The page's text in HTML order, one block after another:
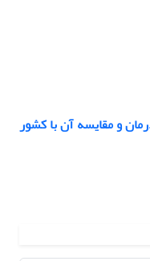
و مقایسه آن با کشور